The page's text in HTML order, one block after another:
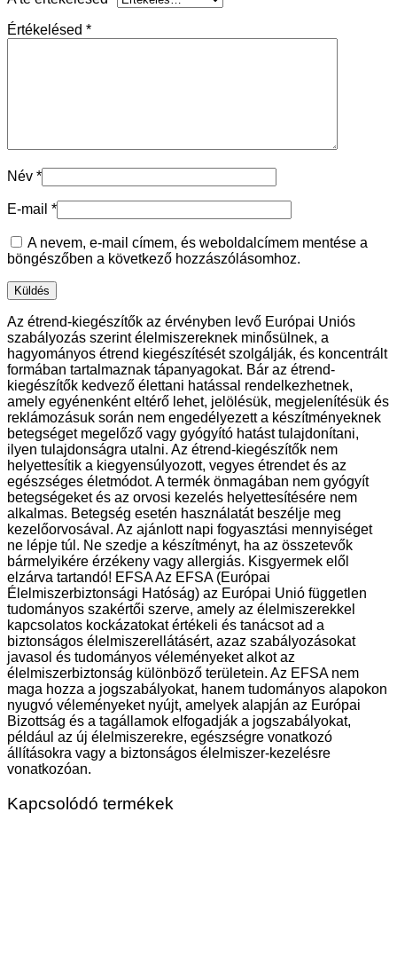
Értékelésed *
Név *
E-mail *
A nevem, e-mail címem, és weboldalcímem mentése a
böngészőben a következő hozzászólásomhoz.
Az étrend-kiegészítők az érvényben levő Európai Uniós
szabályozás szerint élelmiszereknek minősülnek, a
hagyományos étrend kiegészítését szolgálják, és koncentrált
formában tartalmaznak tápanyagokat. Bár az étrend-
kiegészítők kedvező élettani hatással rendelkezhetnek,
amely egyénenként eltérő lehet, jelölésük, megjelenítésük és
reklámozásuk során nem engedélyezett a készítményeknek
betegséget megelőző vagy gyógyító hatást tulajdonítani,
ilyen tulajdonságra utalni. Az étrend-kiegészítők nem
helyettesítik a kiegyensúlyozott, vegyes étrendet és az
egészséges életmódot. A termék önmagában nem gyógyít
betegségeket és az orvosi kezelés helyettesítésére nem
alkalmas. Betegség esetén használatát beszélje meg
kezelőorvosával. Az ajánlott napi fogyasztási mennyiséget
ne lépje túl. Ne szedje a készítményt, ha az összetevők
bármelyikére érzékeny vagy allergiás. Kisgyermek elől
elzárva tartandó! EFSA Az EFSA (Európai
Élelmiszerbiztonsági Hatóság) az Európai Unió független
tudományos szakértői szerve, amely az élelmiszerekkel
kapcsolatos kockázatokat értékeli és tanácsot ad a
biztonságos élelmiszerellátásért, azaz szabályozásokat
javasol és tudományos véleményeket alkot az
élelmiszerbiztonság különböző területein. Az EFSA nem
maga hozza a jogszabályokat, hanem tudományos alapokon
nyugvó véleményeket nyújt, amelyek alapján az Európai
Bizottság és a tagállamok elfogadják a jogszabályokat,
például az új élelmiszerekre, egészségre vonatkozó
állításokra vagy a biztonságos élelmiszer-kezelésre
vonatkozóan.
Kapcsolódó termékek